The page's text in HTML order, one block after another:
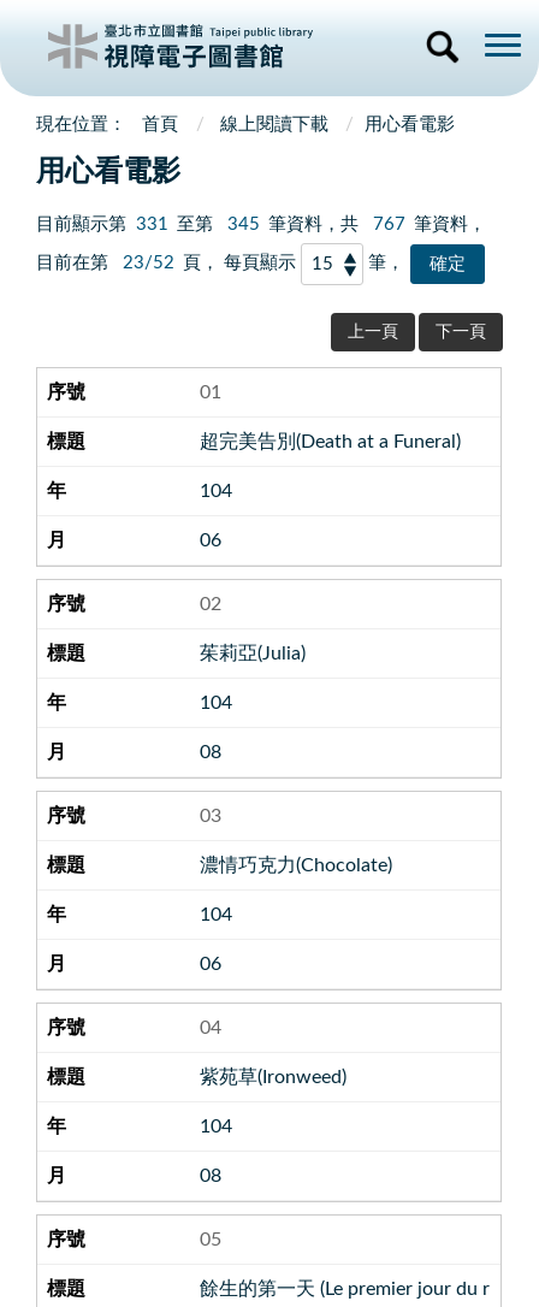
首頁 線上閱讀下載 用心看電影
用心看電影
目前顯示第 331 至第 345 筆資料，共 767 筆資料，
目前在第 23/52 頁， 每頁顯示 筆，
上一頁 下一頁
01
超完美告別(Death at a Funeral)
104
06
02
茱莉亞(Julia)
104
08
03
濃情巧克力(Chocolate)
104
06
04
紫苑草(Ironweed)
104
08
05
餘生的第一天 (Le premier jour du r